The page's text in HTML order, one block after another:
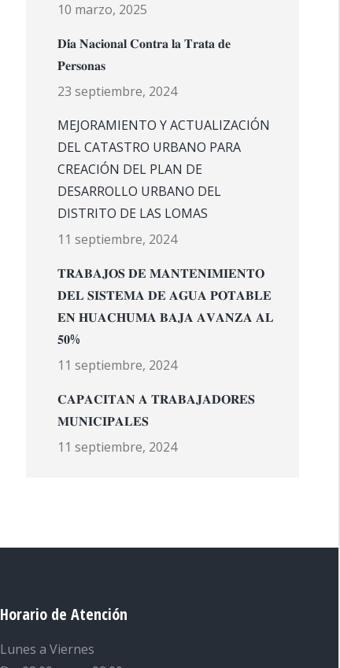
10 marzo, 2025
𝐃𝐢́𝐚 𝐍𝐚𝐜𝐢𝐨𝐧𝐚𝐥 𝐂𝐨𝐧𝐭𝐫𝐚 𝐥𝐚 𝐓𝐫𝐚𝐭𝐚 𝐝𝐞
𝐏𝐞𝐫𝐬𝐨𝐧𝐚𝐬
23 septiembre, 2024
MEJORAMIENTO Y ACTUALIZACIÓN
DEL CATASTRO URBANO PARA
CREACIÓN DEL PLAN DE
DESARROLLO URBANO DEL
DISTRITO DE LAS LOMAS
11 septiembre, 2024
𝐓𝐑𝐀𝐁𝐀𝐉𝐎𝐒 𝐃𝐄 𝐌𝐀𝐍𝐓𝐄𝐍𝐈𝐌𝐈𝐄𝐍𝐓𝐎
𝐃𝐄𝐋 𝐒𝐈𝐒𝐓𝐄𝐌𝐀 𝐃𝐄 𝐀𝐆𝐔𝐀 𝐏𝐎𝐓𝐀𝐁𝐋𝐄
𝐄𝐍 𝐇𝐔𝐀𝐂𝐇𝐔𝐌𝐀 𝐁𝐀𝐉𝐀 𝐀𝐕𝐀𝐍𝐙𝐀 𝐀𝐋
𝟓𝟎%
11 septiembre, 2024
𝐂𝐀𝐏𝐀𝐂𝐈𝐓𝐀𝐍 𝐀 𝐓𝐑𝐀𝐁𝐀𝐉𝐀𝐃𝐎𝐑𝐄𝐒
𝐌𝐔𝐍𝐈𝐂𝐈𝐏𝐀𝐋𝐄𝐒
11 septiembre, 2024
Horario de Atención
Lunes a Viernes